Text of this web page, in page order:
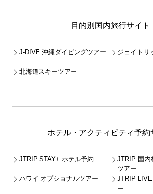
目的別国内旅行サイト
J-DIVE 沖縄ダイビングツアー ジェイトリ
北海道スキーツアー
ホテル・アクティビティ予約
JTRIP STAY+ ホテル予約
JTRIP 国内
ツアー
ハワイ オプショナルツアー
JTRIP
ー